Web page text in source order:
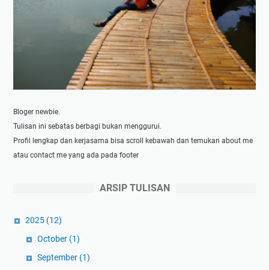
Bloger newbie.
Tulisan ini sebatas berbagi bukan menggurui.
Profil lengkap dan kerjasama bisa scroll kebawah dan temukan about me
atau contact me yang ada pada footer
ARSIP TULISAN
2025 (12)
October (1)
September (1)